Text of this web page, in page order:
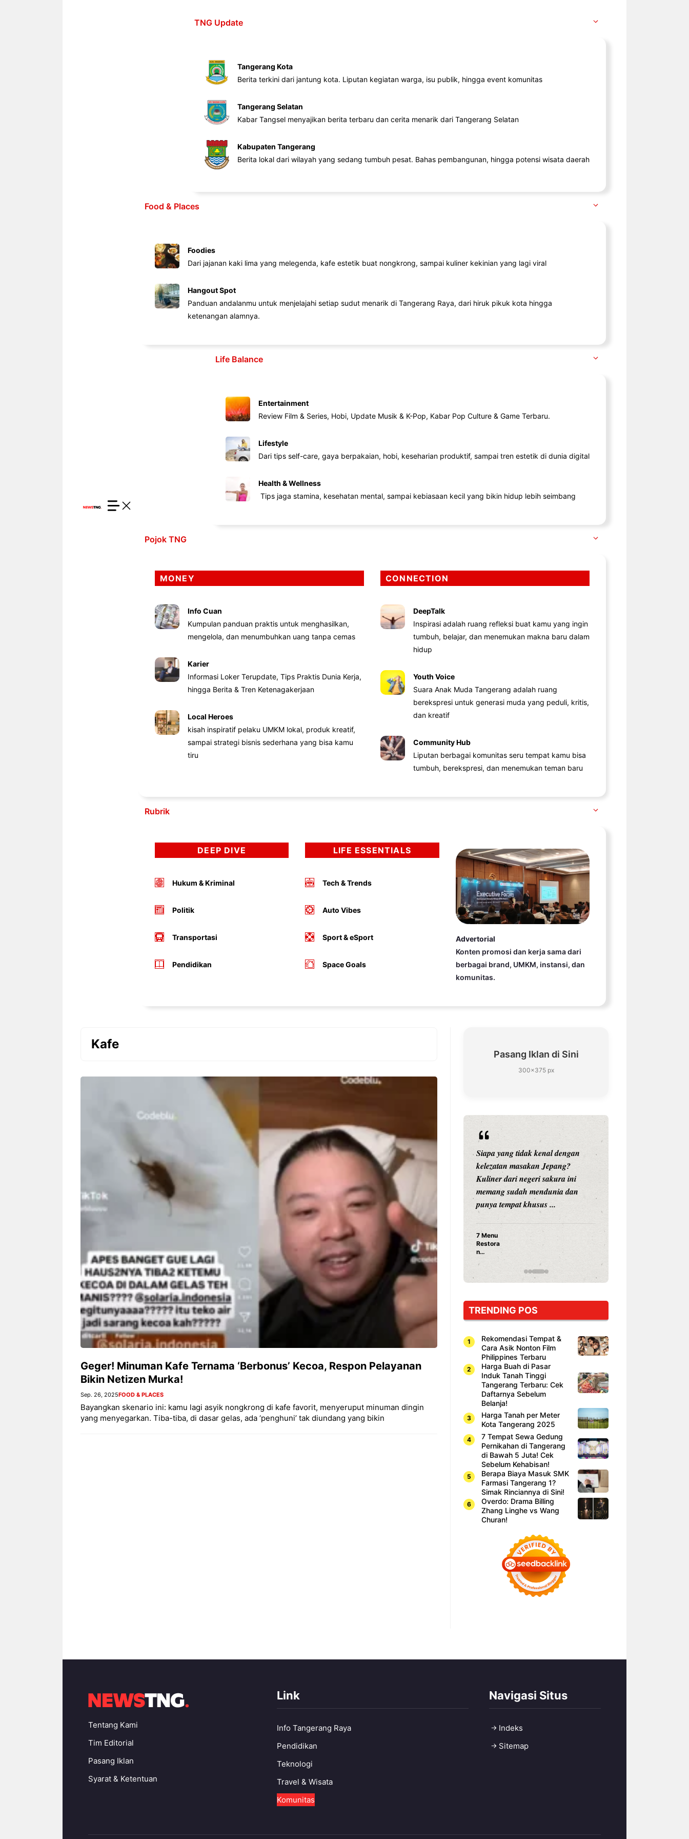
TNG Update
Tangerang Kota
Berita terkini dari jantung kota. Liputan kegiatan warga, isu publik, hingga event komunitas
Tangerang Selatan
Kabar Tangsel menyajikan berita terbaru dan cerita menarik dari Tangerang Selatan
Kabupaten Tangerang
Berita lokal dari wilayah yang sedang tumbuh pesat. Bahas pembangunan, hingga potensi wisata daerah
Food & Places
Foodies
Dari jajanan kaki lima yang melegenda, kafe estetik buat nongkrong, sampai kuliner kekinian yang lagi viral
Hangout Spot
Panduan andalanmu untuk menjelajahi setiap sudut menarik di Tangerang Raya, dari hiruk pikuk kota hingga
ketenangan alamnya.
Life Balance
Entertainment
Review Film & Series, Hobi, Update Musik & K-Pop, Kabar Pop Culture & Game Terbaru.
Lifestyle
Dari tips self-care, gaya berpakaian, hobi, keseharian produktif, sampai tren estetik di dunia digital
Health & Wellness
Tips jaga stamina, kesehatan mental, sampai kebiasaan kecil yang bikin hidup lebih seimbang
Pojok TNG
MONEY
Info Cuan
Kumpulan panduan praktis untuk menghasilkan,
mengelola, dan menumbuhkan uang tanpa cemas
Karier
Informasi Loker Terupdate, Tips Praktis Dunia Kerja,
hingga Berita & Tren Ketenagakerjaan
Local Heroes
kisah inspiratif pelaku UMKM lokal, produk kreatif,
sampai strategi bisnis sederhana yang bisa kamu
tiru
CONNECTION
DeepTalk
Inspirasi adalah ruang refleksi buat kamu yang ingin
tumbuh, belajar, dan menemukan makna baru dalam
hidup
Youth Voice
Suara Anak Muda Tangerang adalah ruang
berekspresi untuk generasi muda yang peduli, kritis,
dan kreatif
Community Hub
Liputan berbagai komunitas seru tempat kamu bisa
tumbuh, berekspresi, dan menemukan teman baru
Rubrik
DEEP DIVE
Hukum & Kriminal
Politik
Transportasi
Pendidikan
LIFE ESSENTIALS
Tech & Trends
Auto Vibes
Sport & eSport
Space Goals
Advertorial
Konten promosi dan kerja sama dari
berbagai brand, UMKM, instansi, dan
komunitas.
Kafe
Geger! Minuman Kafe Ternama ‘Berbonus’ Kecoa, Respon Pelayanan
Bikin Netizen Murka!
Sep. 26, 2025FOOD & PLACES
Bayangkan skenario ini: kamu lagi asyik nongkrong di kafe favorit, menyeruput minuman dingin
yang menyegarkan. Tiba-tiba, di dasar gelas, ada ‘penghuni’ tak diundang yang bikin
Pasang Iklan di Sini
300×375 px
dunia hiburan, Nunung Srimulat
dan Vicky Prasetyo, kini merambah
dunia kuliner dengan membuka
Ayam Panggang! Cuma Rp
15 Ribu, Resep Rahasia
Mami Bikin Nagih!
Bandung – Menyambut pergantian
tahun 2026, restoran all you can
eat Kakkoii All You Can Eat
Bandung menghadirkan
penawaran spesial ...
You Can Eat Mulai Rp
145.000
Pernah gak sih kamu mulai
ngerjain sesuatu cuma buat iseng-
iseng, eh ternyata malah jadi
peluang bisnis yang
menguntungkan? Nah, itulah ...
Dari Iseng Jadi Cuan: Kisah
TUM_ATUL yang Ubah
Hampers Jadi Bisnis Kece
Siapa yang tidak kenal dengan
kelezatan masakan Jepang?
Kuliner dari negeri sakura ini
memang sudah mendunia dan
punya tempat khusus ...
7 Menu
Restora
n
yang
Dicoba,
Cuma
Sushi!
TRENDING POS
Rekomendasi Tempat &
Cara Asik Nonton Film
Philippines Terbaru
Harga Buah di Pasar
Induk Tanah Tinggi
Tangerang Terbaru: Cek
Daftarnya Sebelum
Belanja!
Harga Tanah per Meter
Kota Tangerang 2025
7 Tempat Sewa Gedung
Pernikahan di Tangerang
di Bawah 5 Juta! Cek
Sebelum Kehabisan!
Berapa Biaya Masuk SMK
Farmasi Tangerang 1?
Simak Rinciannya di Sini!
Overdo: Drama Billing
Zhang Linghe vs Wang
Churan!
Tentang Kami
Tim Editorial
Pasang Iklan
Syarat & Ketentuan
Link
Info Tangerang Raya
Pendidikan
Teknologi
Travel & Wisata
Komunitas
Navigasi Situs
Indeks
Sitemap